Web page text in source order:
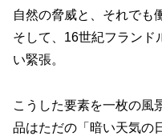
自然の脅威と、それでも
そして、16世紀フランド
い緊張。
こうした要素を一枚の風
品はただの「暗い天気の